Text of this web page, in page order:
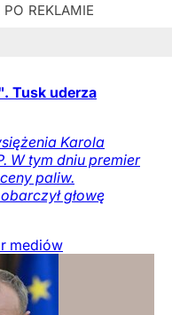
Tusk uderza
Karola
W tym dniu premier
paliw.
głowę
mediów